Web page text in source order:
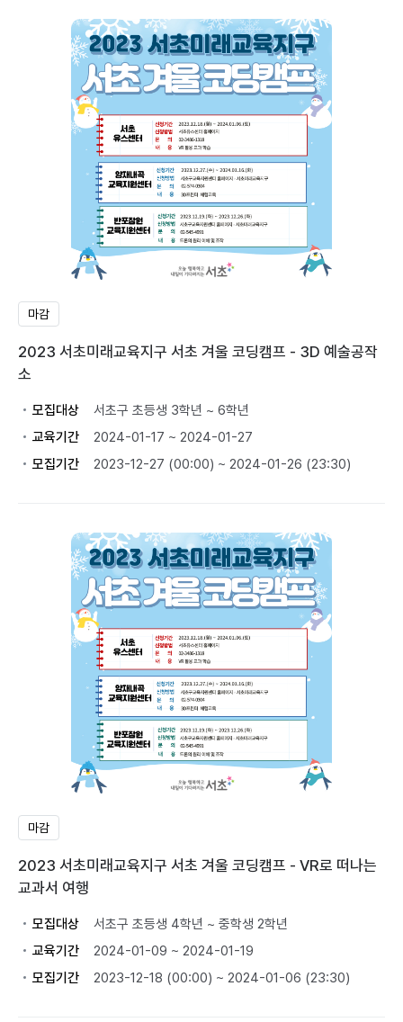
마감
2023 서초미래교육지구 서초 겨울 코딩캠프 - 3D 예술공작
소
모집대상
서초구 초등생 3학년 ~ 6학년
교육기간
2024-01-17 ~ 2024-01-27
모집기간
2023-12-27 (00:00) ~ 2024-01-26 (23:30)
마감
2023 서초미래교육지구 서초 겨울 코딩캠프 - VR로 떠나는
교과서 여행
모집대상
서초구 초등생 4학년 ~ 중학생 2학년
교육기간
2024-01-09 ~ 2024-01-19
모집기간
2023-12-18 (00:00) ~ 2024-01-06 (23:30)